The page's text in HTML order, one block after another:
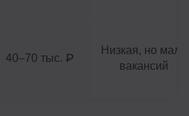
40–70 тыс. ₽
Низкая, но мало
вакансий